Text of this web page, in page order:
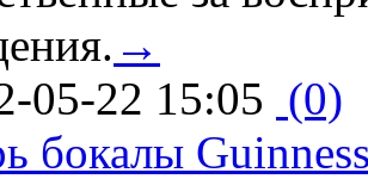
→
05-22 15:05 (0)
бокалы